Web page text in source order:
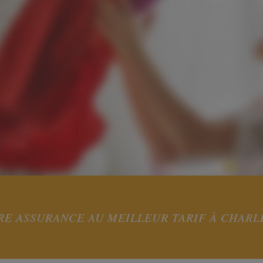
ASSURANCE AU MEILLEUR TARIF À